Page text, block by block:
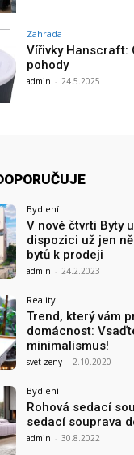
Zahrada
Vířivky Hanscraft:
pohody
admin - 24.5.2025
Bydlení
V nové čtvrti Byty
dispozici už jen
bytů k prodeji
admin - 24.2.2023
Reality
Trend, který vám
domácnost:
minimalismus!
svet zeny - 2.10.2020
Bydlení
Rohová sedací
sedací souprava
admin - 30.8.2022